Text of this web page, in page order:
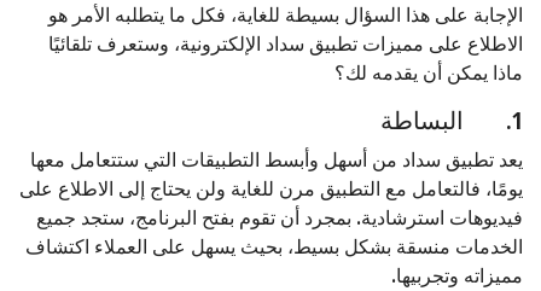
الإجابة على هذا السؤال بسيطة للغاية، فكل ما يتطلبه الأمر هو
الاطلاع على مميزات تطبيق سداد الإلكترونية، وستعرف تلقائيًا
ماذا يمكن أن يقدمه لك؟
1. البساطة
يعد تطبيق سداد من أسهل وأبسط التطبيقات التي ستتعامل معها
يومًا، فالتعامل مع التطبيق مرن للغاية ولن يحتاج إلى الاطلاع على
فيديوهات استرشادية. بمجرد أن تقوم بفتح البرنامج، ستجد جميع
الخدمات منسقة بشكل بسيط، بحيث يسهل على العملاء اكتشاف
مميزاته وتجربيها.